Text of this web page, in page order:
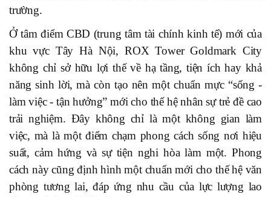
trường.
Ở tâm điểm CBD (trung tâm tài chính kinh tế) mới của
khu vực Tây Hà Nội, ROX Tower Goldmark City
không chỉ sở hữu lợi thế về hạ tầng, tiện ích hay khả
năng sinh lời, mà còn tạo nên một chuẩn mực “sống -
làm việc - tận hưởng” mới cho thế hệ nhân sự trẻ đề cao
trải nghiệm. Đây không chỉ là một không gian làm
việc, mà là một điểm chạm phong cách sống nơi hiệu
suất, cảm hứng và sự tiện nghi hòa làm một. Phong
cách này cũng định hình một chuẩn mới cho thế hệ văn
phòng tương lai, đáp ứng nhu cầu của lực lượng lao